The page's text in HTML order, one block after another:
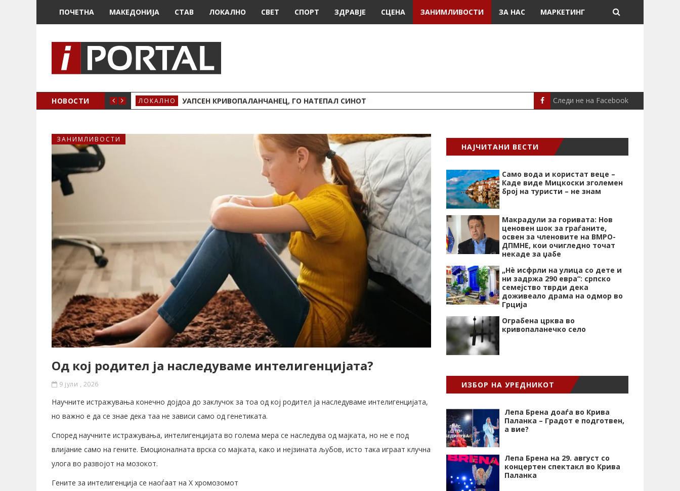
ПОЧЕТНА МАКЕДОНИЈА СТАВ ЛОКАЛНО СВЕТ СПОРТ ЗДРАВЈЕ СЦЕНА ЗАНИМЛИВОСТИ ЗА НАС МАРКЕТИНГ
НОВОСТИ ЛОКАЛНО УАПСЕН КРИВОПАЛАНЧАНЕЦ, ГО НАТЕПАЛ СИНОТ СПОРТ МЕСИ ДОНИРАШЕ
Следи не на Facebook
ЗАНИМЛИВОСТИ
Од кој родител ја наследуваме интелигенцијата?
9 јули , 2026
Научните истражувања конечно дојдоа до заклучок за тоа од кој родител ја наследуваме интелигенцијата,
но важно е да се знае дека таа не зависи само од генетиката.
Според научните истражувања, интелигенцијата во голема мера се наследува од мајката, но не е под
влијание само на гените. Емоционалната врска со мајката, како и нејзината љубов, исто така играат клучна
улога во развојот на мозокот.
Гените за интелигенција се наоѓаат на X хромозомот
НАЈЧИТАНИ ВЕСТИ
Само вода и користат веце –
Каде виде Мицкоски зголемен
број на туристи – не знам
Макрадули за горивата: Нов
ценовен шок за граѓаните,
освен за членовите на ВМРО-
ДПМНЕ, кои очигледно точат
некаде за џабе
„Нѐ исфрли на улица со дете и
ни задржа 290 евра“: српско
семејство тврди дека
доживеало драма на одмор во
Грција
Ограбена црква во
кривопаланечко село
ИЗБОР НА УРЕДНИКОТ
Лепа Брена доаѓа во Крива
Паланка – Градот е подготвен,
а вие?
Лепа Брена на 29. август со
концертен спектакл во Крива
Паланка